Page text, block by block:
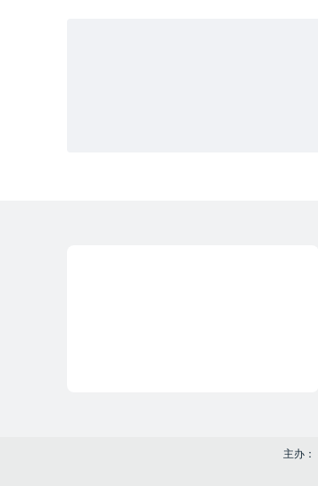
主办：